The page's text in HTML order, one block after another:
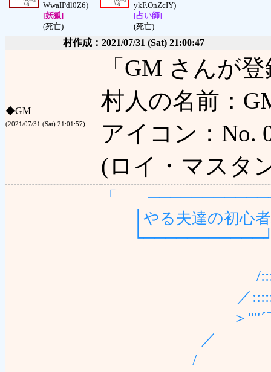
WwaIPdl0Z6)
[妖狐]
(死亡)
ykF.OnZcIY)
[占い師]
(死亡)
村作成：2021/07/31 (Sat) 21:00:47
◆GM
(2021/07/31 (Sat) 21:01:57)
「GM さんが
村人の名前：
アイコン：No.
(ロイ・マスタ
「
│やる夫達の初心
/::::::｀ﾞ'
／:::::::::::::::::::
＞''"´￣
／
/